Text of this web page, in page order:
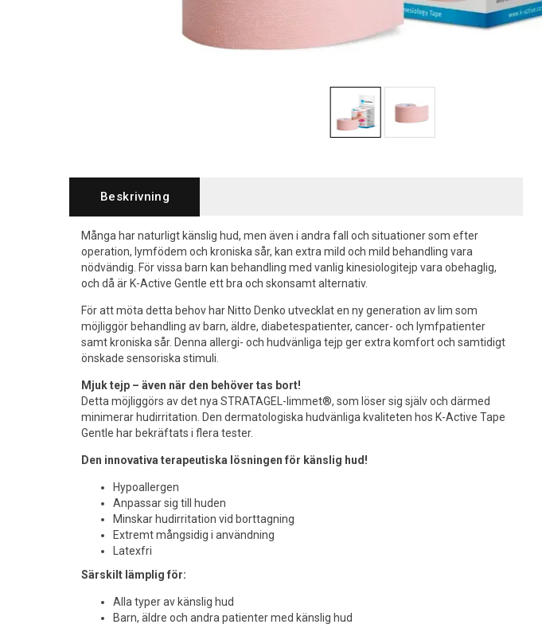
Beskrivning
Många har naturligt känslig hud, men även i andra fall och situationer som efter
operation, lymfödem och kroniska sår, kan extra mild och mild behandling vara
nödvändig. För vissa barn kan behandling med vanlig kinesiologitejp vara obehaglig,
och då är K-Active Gentle ett bra och skonsamt alternativ.
För att möta detta behov har Nitto Denko utvecklat en ny generation av lim som
möjliggör behandling av barn, äldre, diabetespatienter, cancer- och lymfpatienter
samt kroniska sår. Denna allergi- och hudvänliga tejp ger extra komfort och samtidigt
önskade sensoriska stimuli.
Mjuk tejp – även när den behöver tas bort!
Detta möjliggörs av det nya STRATAGEL-limmet®, som löser sig själv och därmed
minimerar hudirritation. Den dermatologiska hudvänliga kvaliteten hos K-Active Tape
Gentle har bekräftats i flera tester.
Den innovativa terapeutiska lösningen för känslig hud!
Hypoallergen
Anpassar sig till huden
Minskar hudirritation vid borttagning
Extremt mångsidig i användning
Latexfri
Särskilt lämplig för:
Alla typer av känslig hud
Barn, äldre och andra patienter med känslig hud